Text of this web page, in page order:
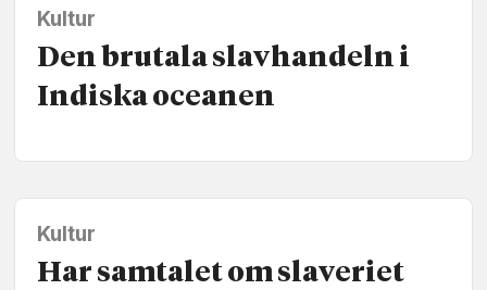
Kultur
Den brutala slavhandeln i
Indiska oceanen
Kultur
Har samtalet om slaveriet